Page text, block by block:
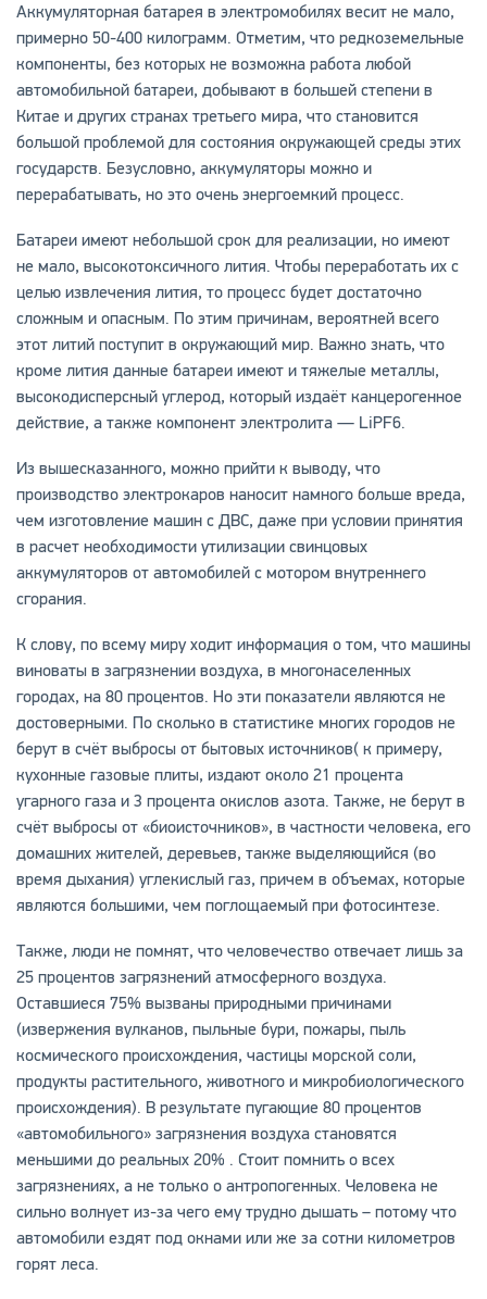
Аккумуляторная батарея в электромобилях весит не мало,
примерно 50-400 килограмм. Отметим, что редкоземельные
компоненты, без которых не возможна работа любой
автомобильной батареи, добывают в большей степени в
Китае и других странах третьего мира, что становится
большой проблемой для состояния окружающей среды этих
государств. Безусловно, аккумуляторы можно и
перерабатывать, но это очень энергоемкий процесс.
Батареи имеют небольшой срок для реализации, но имеют
не мало, высокотоксичного лития. Чтобы переработать их с
целью извлечения лития, то процесс будет достаточно
сложным и опасным. По этим причинам, вероятней всего
этот литий поступит в окружающий мир. Важно знать, что
кроме лития данные батареи имеют и тяжелые металлы,
высокодисперсный углерод, который издаёт канцерогенное
действие, а также компонент электролита — LiPF6.
Из вышесказанного, можно прийти к выводу, что
производство электрокаров наносит намного больше вреда,
чем изготовление машин с ДВС, даже при условии принятия
в расчет необходимости утилизации свинцовых
аккумуляторов от автомобилей с мотором внутреннего
сгорания.
К слову, по всему миру ходит информация о том, что машины
виноваты в загрязнении воздуха, в многонаселенных
городах, на 80 процентов. Но эти показатели являются не
достоверными. По сколько в статистике многих городов не
берут в счёт выбросы от бытовых источников( к примеру,
кухонные газовые плиты, издают около 21 процента
угарного газа и 3 процента окислов азота. Также, не берут в
счёт выбросы от «биоисточников», в частности человека, его
домашних жителей, деревьев, также выделяющийся (во
время дыхания) углекислый газ, причем в объемах, которые
являются большими, чем поглощаемый при фотосинтезе.
Также, люди не помнят, что человечество отвечает лишь за
25 процентов загрязнений атмосферного воздуха.
Оставшиеся 75% вызваны природными причинами
(извержения вулканов, пыльные бури, пожары, пыль
космического происхождения, частицы морской соли,
продукты растительного, животного и микробиологического
происхождения). В результате пугающие 80 процентов
«автомобильного» загрязнения воздуха становятся
меньшими до реальных 20% . Стоит помнить о всех
загрязнениях, а не только о антропогенных. Человека не
сильно волнует из-за чего ему трудно дышать – потому что
автомобили ездят под окнами или же за сотни километров
горят леса.